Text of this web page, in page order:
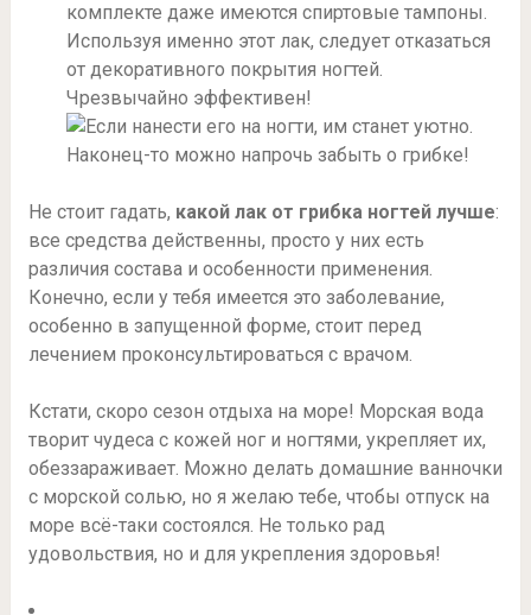
комплекте даже имеются спиртовые тампоны.
Используя именно этот лак, следует отказаться
от декоративного покрытия ногтей.
Чрезвычайно эффективен!
Не стоит гадать, какой лак от грибка ногтей лучше:
все средства действенны, просто у них есть
различия состава и особенности применения.
Конечно, если у тебя имеется это заболевание,
особенно в запущенной форме, стоит перед
лечением проконсультироваться с врачом.
Кстати, скоро сезон отдыха на море! Морская вода
творит чудеса с кожей ног и ногтями, укрепляет их,
обеззараживает. Можно делать домашние ванночки
с морской солью, но я желаю тебе, чтобы отпуск на
море всё-таки состоялся. Не только рад
удовольствия, но и для укрепления здоровья!